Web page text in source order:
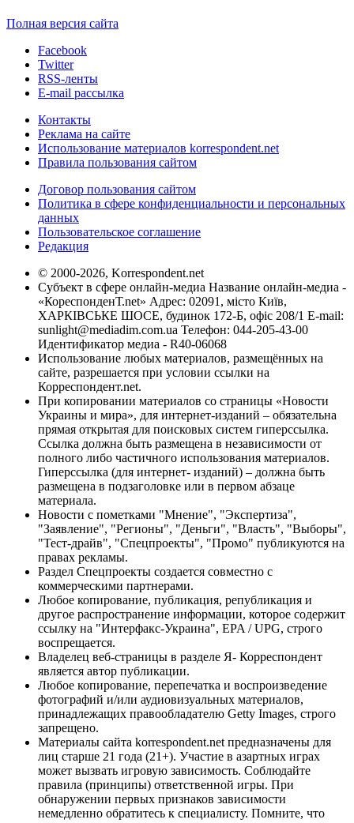
Полная версия сайта
Facebook
Twitter
RSS-ленты
E-mail рассылка
Контакты
Реклама на сайте
Использование материалов korrespondent.net
Правила пользования сайтом
Договор пользования сайтом
Политика в сфере конфиденциальности и персональных
данных
Пользовательское соглашение
Редакция
© 2000-2026, Korrespondent.net
Субъект в сфере онлайн-медиа Название онлайн-медиа -
«КореспонденТ.net» Адрес: 02091, місто Київ,
ХАРКІВСЬКЕ ШОСЕ, будинок 172-Б, офіс 208/1 E-mail:
sunlight@mediadim.com.ua Телефон: 044-205-43-00
Идентификатор медиа - R40-06068
Использование любых материалов, размещённых на
сайте, разрешается при условии ссылки на
Корреспондент.net.
При копировании материалов со страницы «Новости
Украины и мира», для интернет-изданий – обязательна
прямая открытая для поисковых систем гиперссылка.
Ссылка должна быть размещена в независимости от
полного либо частичного использования материалов.
Гиперссылка (для интернет- изданий) – должна быть
размещена в подзаголовке или в первом абзаце
материала.
Новости с пометками "Мнение", "Экспертиза",
"Заявление", "Регионы", "Деньги", "Власть", "Выборы",
"Тест-драйв", "Спецпроекты", "Промо" публикуются на
правах рекламы.
Раздел Спецпроекты создается совместно с
коммерческими партнерами.
Любое копирование, публикация, републикация и
другое распространение информации, которое содержит
ссылку на "Интерфакс-Украина", EPA / UPG, строго
воспрещается.
Владелец веб-страницы в разделе Я- Корреспондент
является автор публикации.
Любое копирование, перепечатка и воспроизведение
фотографий и/или аудиовизуальных материалов,
принадлежащих правообладателю Getty Images, строго
запрещено.
Материалы сайта korrespondent.net предназначены для
лиц старше 21 года (21+). Участие в азартных играх
может вызвать игровую зависимость. Соблюдайте
правила (принципы) ответственной игры. При
обнаружении первых признаков зависимости
немедленно обратитесь к специалисту. Помните, что